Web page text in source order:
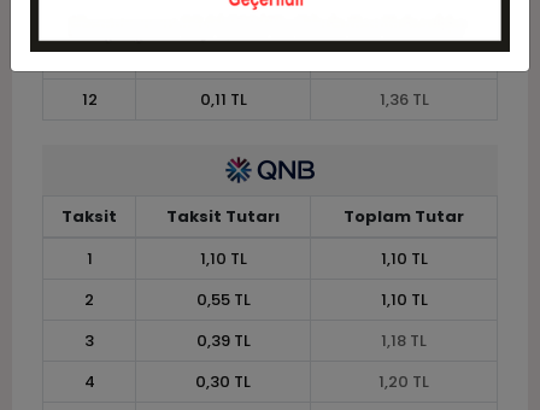
11
0,12 TL
1,34 TL
12
0,11 TL 1,36 TL
Taksit Taksit Tutarı
Toplam Tutar
1
1,10 TL
1,10 TL
2
0,55 TL
1,10 TL
3
0,39 TL
1,18 TL
4
0,30 TL
1,20 TL